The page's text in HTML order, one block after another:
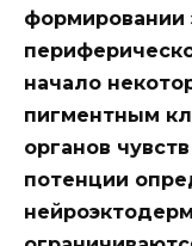
формировании
начало
пигментным
органов
потенции